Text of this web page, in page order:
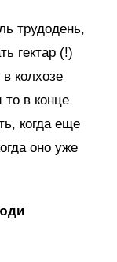
трудодень,
гектар (!)
колхозе
то в конце
когда еще
оно уже